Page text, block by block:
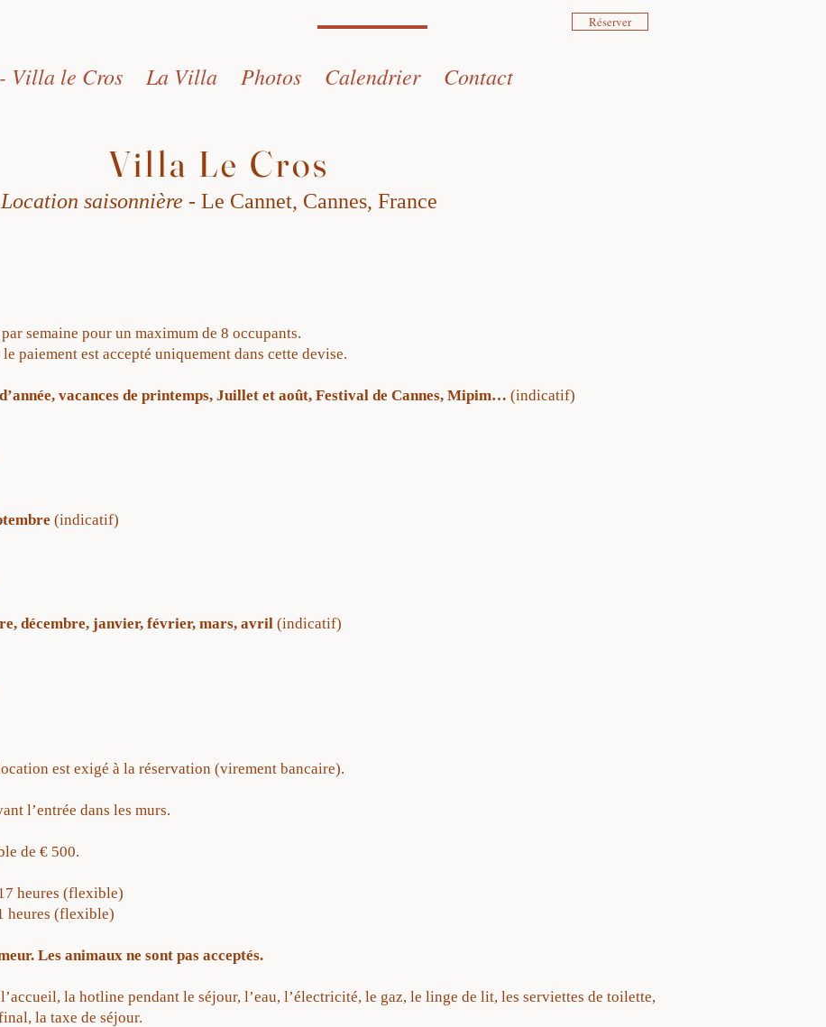
Villa le Cros La Villa Photos Calendrier Contact
Réserver
Villa Le Cros
Location saisonnière - Le Cannet, Cannes, France
semaine pour un maximum de 8 occupants.
paiement est accepté uniquement dans cette devise.
vacances de printemps, Juillet et août, Festival de Cannes, Mipim… (indicatif)
(indicatif)
décembre, janvier, février, mars, avril (indicatif)
est exigé à la réservation (virement bancaire).
l’entrée dans les murs.
de € 500.
heures (flexible)
heures (flexible)
Les animaux ne sont pas acceptés.
la hotline pendant le séjour, l’eau, l’électricité, le gaz, le linge de lit, les serviettes de toilette,
la taxe de séjour.